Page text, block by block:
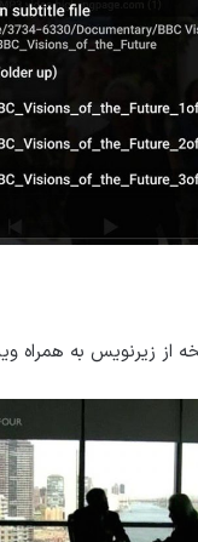
از زیرنویس به همراه